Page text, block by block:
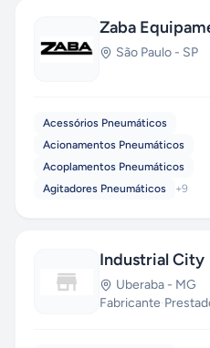
Zaba
São Paulo - SP
Acessórios Pneumáticos
Acionamentos Pneumáticos
Acoplamentos Pneumáticos
Agitadores Pneumáticos
+9
Industrial City
Uberaba - MG
Fabricante·